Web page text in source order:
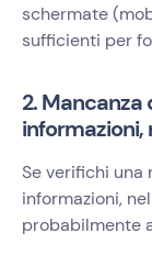
schermate
sufficienti per
2. Mancanza
Se verifichi una
informazioni,
probabilmente